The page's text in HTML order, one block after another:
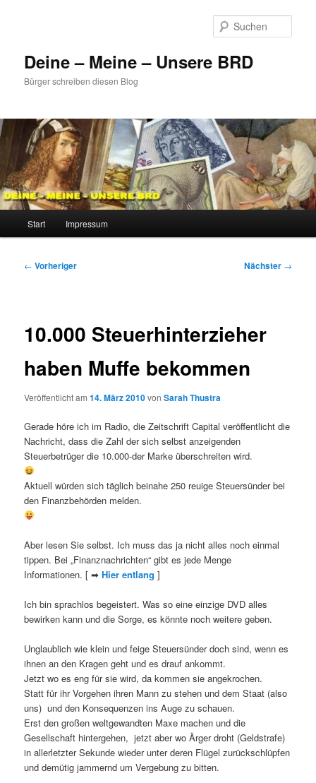
Deine – Meine – Unsere BRD
Bürger schreiben diesen Blog
Start Impressum
Beitragsnavigation
← Vorheriger Nächster →
10.000 Steuerhinterzieher
haben Muffe bekommen
Veröffentlicht am14. März 2010vonSarah Thustra
Gerade höre ich im Radio, die Zeitschrift Capital veröffentlicht die
Nachricht, dass die Zahl der sich selbst anzeigenden
Steuerbetrüger die 10.000-der Marke überschreiten wird.
Aktuell würden sich täglich beinahe 250 reuige Steuersünder bei
den Finanzbehörden melden.
Aber lesen Sie selbst. Ich muss das ja nicht alles noch einmal
tippen. Bei „Finanznachrichten“ gibt es jede Menge
Informationen. [ ➡Hier entlang ]
Ich bin sprachlos begeistert. Was so eine einzige DVD alles
bewirken kann und die Sorge, es könnte noch weitere geben.
Unglaublich wie klein und feige Steuersünder doch sind, wenn es
ihnen an den Kragen geht und es drauf ankommt.
Jetzt wo es eng für sie wird, da kommen sie angekrochen.
Statt für ihr Vorgehen ihren Mann zu stehen und dem Staat (also
uns) und den Konsequenzen ins Auge zu schauen.
Erst den großen weltgewandten Maxe machen und die
Gesellschaft hintergehen, jetzt aber wo Ärger droht (Geldstrafe)
in allerletzter Sekunde wieder unter deren Flügel zurückschlüpfen
und demütig jammernd um Vergebung zu bitten.